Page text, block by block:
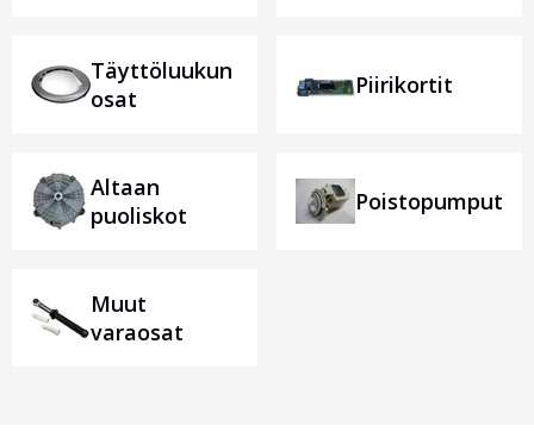
Täyttöluukun
osat
Piirikortit
Altaan
puoliskot
Poistopumput
Muut
varaosat